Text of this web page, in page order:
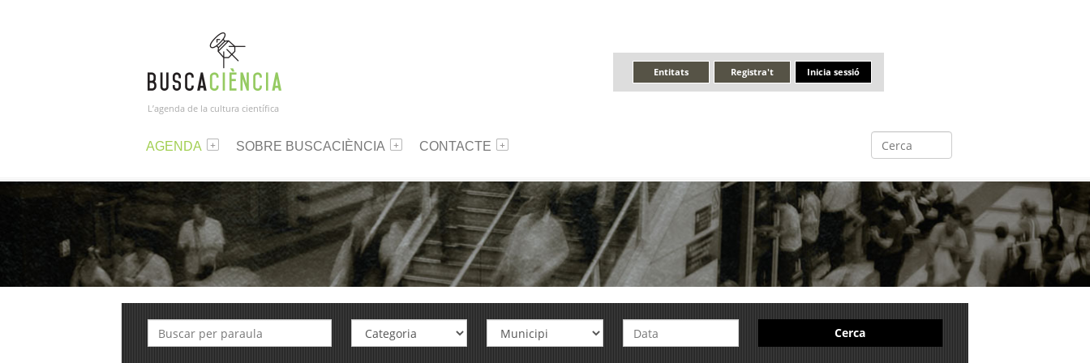
L’agenda de la cultura científica
Inicia sessió
Registra't
Entitats
AGENDA SOBRE BUSCACIÈNCIA CONTACTE
Cerca